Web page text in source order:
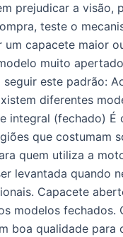
prejudicar a visão,
teste o
capacete maior
muito
este padrão:
diferentes
integral (fechado) É
que costumam
quem utiliza a
levantada quando
Capacete
modelos fechados.
boa qualidade para